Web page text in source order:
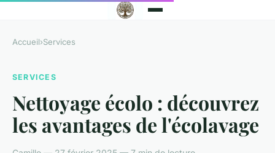
Accueil›Services
SERVICES
Nettoyage écolo : découvrez
les avantages de l'écolavage